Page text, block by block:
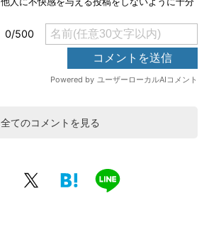
全てのコメントを見る